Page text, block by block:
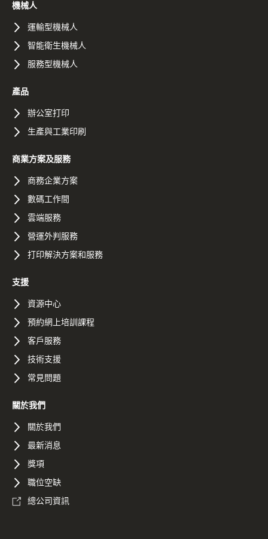
機械人
運輸型機械人
智能衛生機械人
服務型機械人
產品
辦公室打印
生產與工業印刷
商業方案及服務
商務企業方案
數碼工作間
雲端服務
營運外判服務
打印解決方案和服務
支援
資源中心
預約網上培訓課程
客戶服務
技術支援
常見問題
關於我們
關於我們
最新消息
獎項
職位空缺
總公司資訊